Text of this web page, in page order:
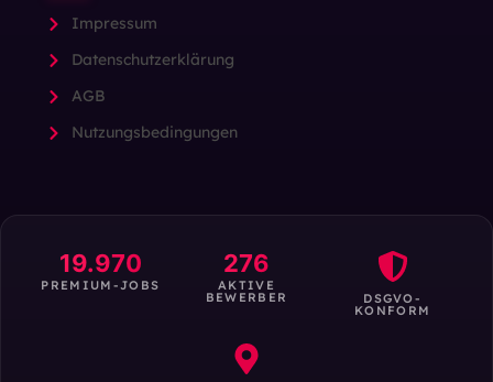
Impressum
Datenschutzerklärung
AGB
Nutzungsbedingungen
19.970
PREMIUM-JOBS
276
AKTIVE
BEWERBER DSGVO-
KONFORM